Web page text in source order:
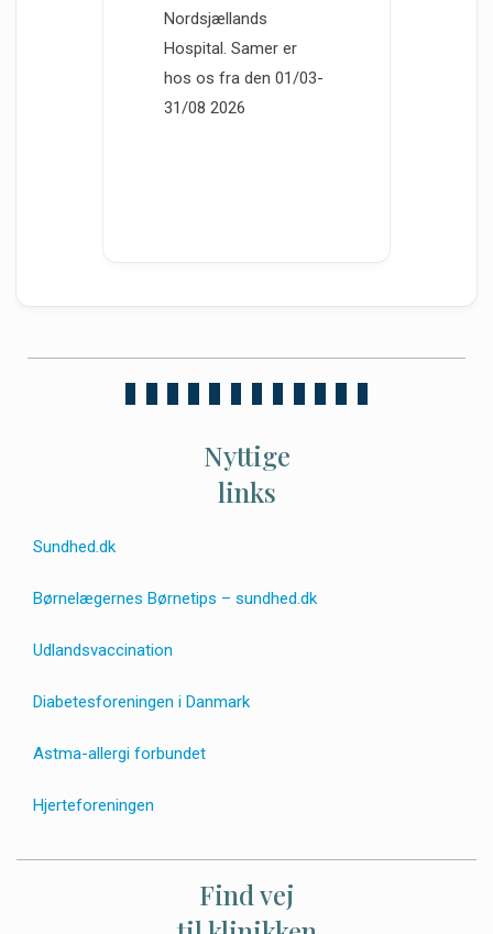
Nordsjællands
Hospital. Samer er
hos os fra den 01/03-
31/08 2026
Nyttige
links
Sundhed.dk
Børnelægernes Børnetips – sundhed.dk
Udlandsvaccination
Diabetesforeningen i Danmark
Astma-allergi forbundet
Hjerteforeningen
Find vej